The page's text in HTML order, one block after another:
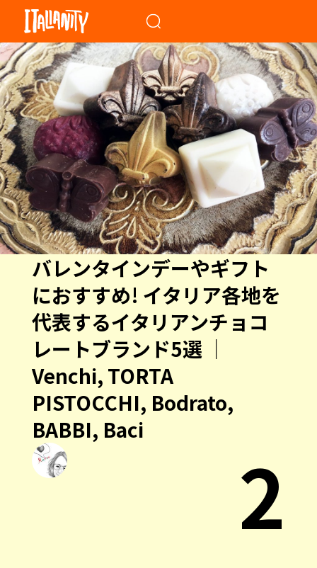
バレンタインデーやギフト
におすすめ! イタリア各地を
代表するイタリアンチョコ
レートブランド5選 ｜
Venchi, TORTA
PISTOCCHI, Bodrato,
BABBI, Baci
2